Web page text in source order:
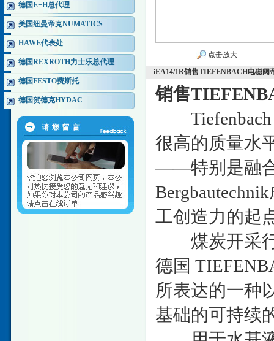
德国E+H总代理
美国纽曼帝克NUMATICS
HAWE代表处
德国REXROTH力士乐总代理
德国FESTO费斯托
德国贺德克HYDAC
点击放大
iEA14/1R销售TIEFENBACH电磁阀
销售
Tiefenbach
很高的质量水
——特别是融合
工创造力的起
煤炭开采行
德国
所表达的一种
基础的可持续